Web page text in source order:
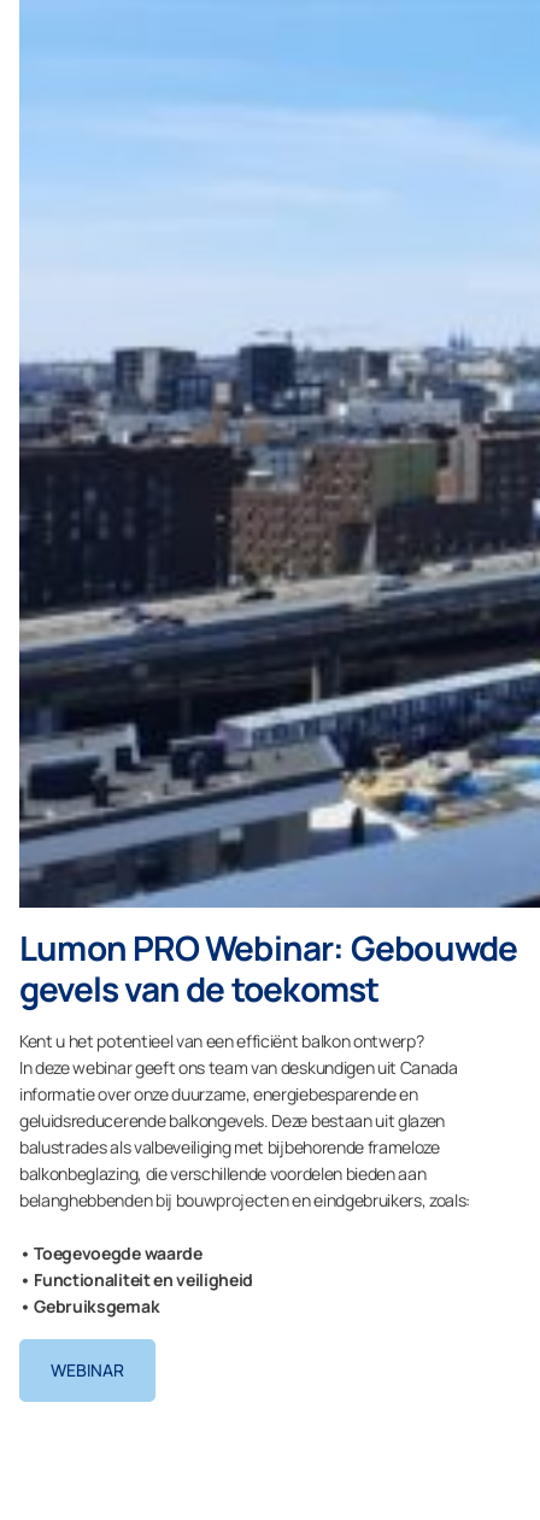
Lumon PRO Webinar: Gebouwde
gevels van de toekomst
Kent u het potentieel van een efficiënt balkon ontwerp?
In deze webinar geeft ons team van deskundigen uit Canada
informatie over onze duurzame, energiebesparende en
geluidsreducerende balkongevels. Deze bestaan uit glazen
balustrades als valbeveiliging met bijbehorende frameloze
balkonbeglazing, die verschillende voordelen bieden aan
belanghebbenden bij bouwprojecten en eindgebruikers, zoals:
• Toegevoegde waarde
• Functionaliteit en veiligheid
• Gebruiksgemak
WEBINAR